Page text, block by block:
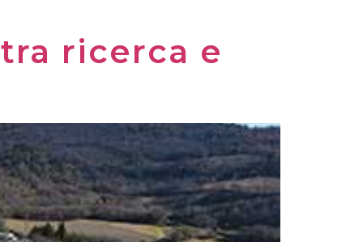
ricerca e